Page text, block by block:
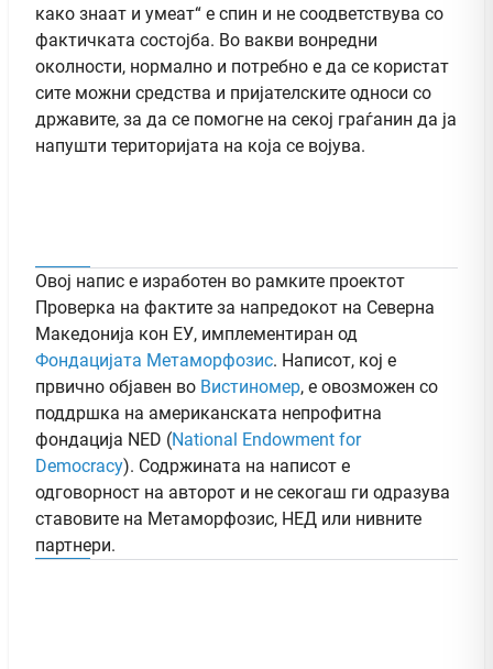
како знаат и умеат“ е спин и не соодветствува со
фактичката состојба. Во вакви вонредни
околности, нормално и потребно е да се користат
сите можни средства и пријателските односи со
државите, за да се помогне на секој граѓанин да ја
напушти територијата на која се војува.
Овој напис е изработен во рамките проектот
Проверка на фактите за напредокот на Северна
Македонија кон ЕУ, имплементиран од
Фондацијата Метаморфозис. Написот, кој е
првично објавен во Вистиномер, e овозможен со
поддршка на американската непрофитна
фондација NED (National Endowment for
Democracy). Содржината на написот е
одговорност на авторот и не секогаш ги одразува
ставовите на Метаморфозис, НЕД или нивните
партнери.